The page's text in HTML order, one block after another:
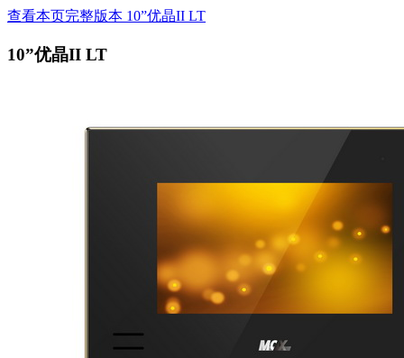
查看本页完整版本 10”优晶II LT
10”优晶II LT